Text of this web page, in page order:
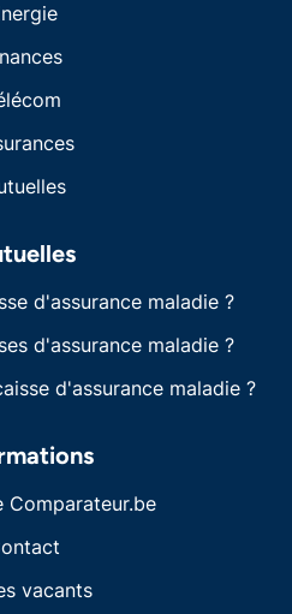
d'assurance maladie ?
d'assurance maladie ?
d'assurance maladie ?
Comparateur.be
vacants